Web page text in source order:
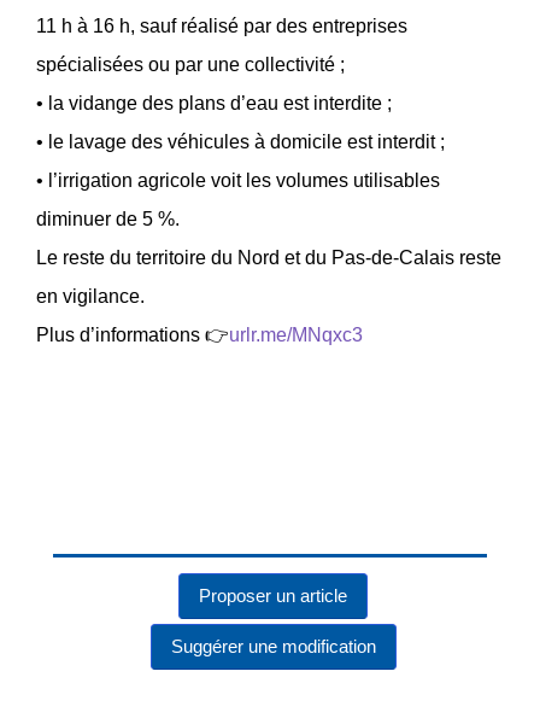
11 h à 16 h, sauf réalisé par des entreprises
spécialisées ou par une collectivité ;
• la vidange des plans d’eau est interdite ;
• le lavage des véhicules à domicile est interdit ;
• l’irrigation agricole voit les volumes utilisables
diminuer de 5 %.
Le reste du territoire du Nord et du Pas-de-Calais reste
en vigilance.
Plus d’informations 👉urlr.me/MNqxc3
Proposer un article
Suggérer une modification